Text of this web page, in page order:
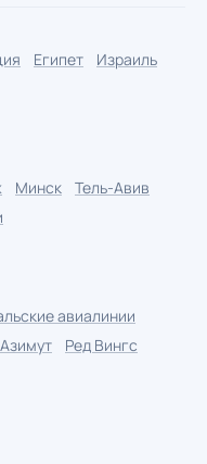
Египет
Израиль
Минск
Тель-Авив
авиалинии
Азимут
Ред Вингс